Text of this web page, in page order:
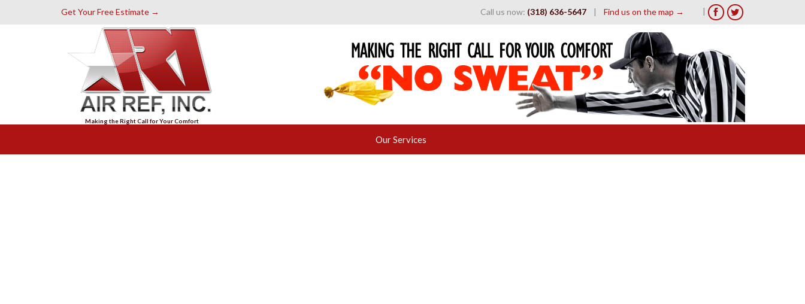
Get Your Free Estimate → Call us now: (318) 636-5647 | Find us on the map → |  
Making the Right Call for Your Comfort
Skip
Our Services